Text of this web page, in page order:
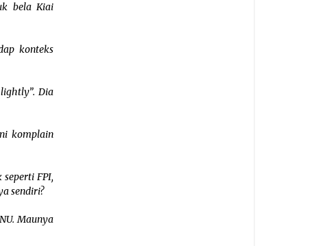
bela Kiai
konteks
Dia
komplain
FPI,
sendiri?
Maunya